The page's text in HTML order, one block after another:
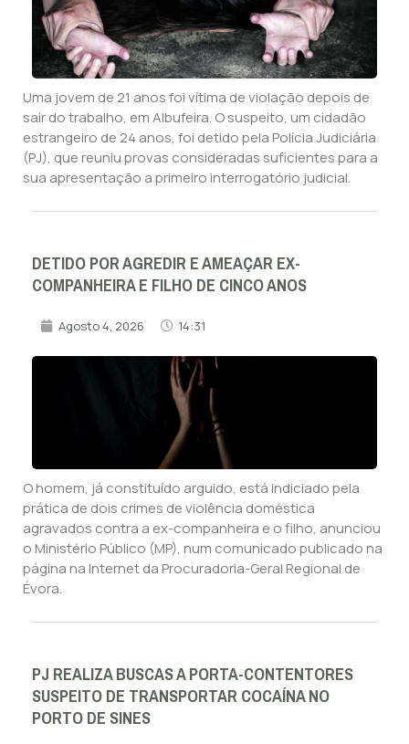
Uma jovem de 21 anos foi vítima de violação depois de
sair do trabalho, em Albufeira. O suspeito, um cidadão
estrangeiro de 24 anos, foi detido pela Polícia Judiciária
(PJ), que reuniu provas consideradas suficientes para a
sua apresentação a primeiro interrogatório judicial.
DETIDO POR AGREDIR E AMEAÇAR EX-
COMPANHEIRA E FILHO DE CINCO ANOS
Agosto 4, 2026 14:31
O homem, já constituído arguido, está indiciado pela
prática de dois crimes de violência doméstica
agravados contra a ex-companheira e o filho, anunciou
o Ministério Público (MP), num comunicado publicado na
página na Internet da Procuradoria-Geral Regional de
Évora.
PJ REALIZA BUSCAS A PORTA-CONTENTORES
SUSPEITO DE TRANSPORTAR COCAÍNA NO
PORTO DE SINES